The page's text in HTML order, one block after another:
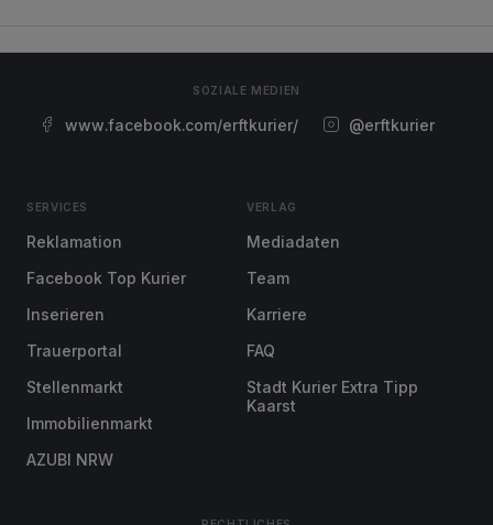
SOZIALE MEDIEN
www.facebook.com/erftkurier/ @erftkurier
SERVICES
Reklamation
Facebook Top Kurier
Inserieren
Trauerportal
Stellenmarkt
Immobilienmarkt
AZUBI NRW
VERLAG
Mediadaten
Team
Karriere
FAQ
Stadt Kurier Extra Tipp
Kaarst